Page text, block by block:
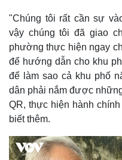
"Chúng tôi rất cần sự
vậy chúng tôi đã giao
phường thực hiện ngay
để hướng dẫn cho khu
để làm sao cả khu phố
dân phải nắm được
QR, thực hiện hành
biết thêm.